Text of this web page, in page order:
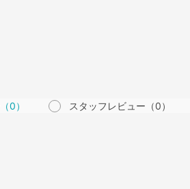
（0） スタッフレビュー （0）